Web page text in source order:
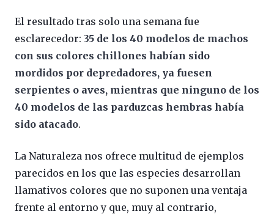
El resultado tras solo una semana fue
esclarecedor: 35 de los 40 modelos de machos
con sus colores chillones habían sido
mordidos por depredadores, ya fuesen
serpientes o aves, mientras que ninguno de los
40 modelos de las parduzcas hembras había
sido atacado.
La Naturaleza nos ofrece multitud de ejemplos
parecidos en los que las especies desarrollan
llamativos colores que no suponen una ventaja
frente al entorno y que, muy al contrario,